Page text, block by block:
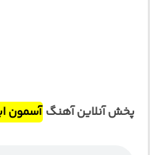
پخش آنلاین آهنگ آسمون